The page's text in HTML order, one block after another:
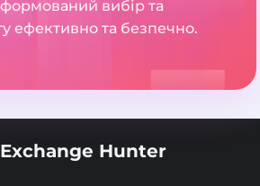
вибір та
ефективно та безпечно.
Exchange Hunter